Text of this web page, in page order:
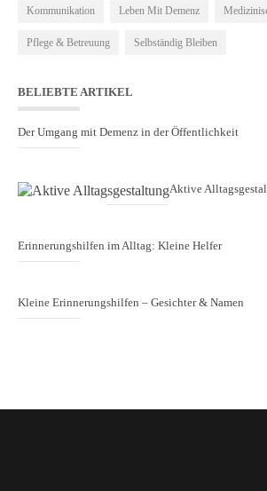
Kommunikation Leben Mit Demenz
Pflege & Betreuung Selbständig Bleiben
BELIEBTE ARTIKEL
Der Umgang mit Demenz in der Öffentlichkeit
Aktive
Erinnerungshilfen im Alltag: Kleine Helfer
Kleine Erinnerungshilfen – Gesichter & Namen